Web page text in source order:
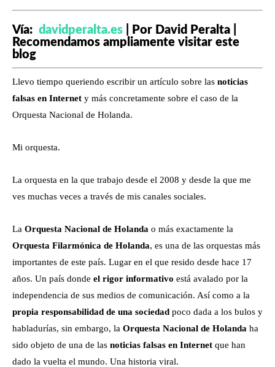
Vía: davidperalta.es | Por David Peralta |
Recomendamos ampliamente visitar este
blog
Llevo tiempo queriendo escribir un artículo sobre las noticias
falsas en Internet y más concretamente sobre el caso de la
Orquesta Nacional de Holanda.
Mi orquesta.
La orquesta en la que trabajo desde el 2008 y desde la que me
ves muchas veces a través de mis canales sociales.
La Orquesta Nacional de Holanda o más exactamente la
Orquesta Filarmónica de Holanda, es una de las orquestas más
importantes de este país. Lugar en el que resido desde hace 17
años. Un país donde el rigor informativo está avalado por la
independencia de sus medios de comunicación. Así como a la
propia responsabilidad de una sociedad poco dada a los bulos y
habladurías, sin embargo, la Orquesta Nacional de Holanda ha
sido objeto de una de las noticias falsas en Internet que han
dado la vuelta el mundo. Una historia viral.